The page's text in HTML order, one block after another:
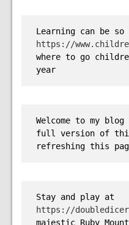
https://
where to go
year
Welcome to my blog
full version of
refreshing this
https://
majestic Ruby